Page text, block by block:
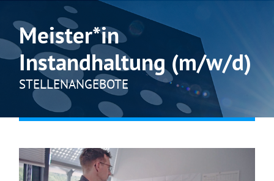
Meister*in
Instandhaltung (m/w/d)
STELLENANGEBOTE